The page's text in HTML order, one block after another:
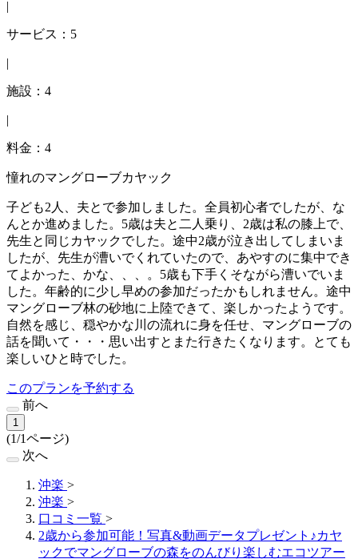
|
サービス：5
|
施設：4
|
料金：4
憧れのマングローブカヤック
子ども2人、夫とで参加しました。全員初心者でしたが、な
んとか進めました。5歳は夫と二人乗り、2歳は私の膝上で、
先生と同じカヤックでした。途中2歳が泣き出してしまいま
したが、先生が漕いでくれていたので、あやすのに集中でき
てよかった、かな、、、。5歳も下手くそながら漕いでいま
した。年齢的に少し早めの参加だったかもしれません。途中
マングローブ林の砂地に上陸できて、楽しかったようです。
自然を感じ、穏やかな川の流れに身を任せ、マングローブの
話を聞いて・・・思い出すとまた行きたくなります。とても
楽しいひと時でした。
このプランを予約する
前へ
1
(1/1ページ)
次へ
沖楽 >
沖楽 >
口コミ一覧 >
2歳から参加可能！写真&動画データプレゼント♪カヤ
ックでマングローブの森をのんびり楽しむエコツアー